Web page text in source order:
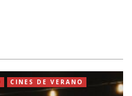
CINES DE VERANO